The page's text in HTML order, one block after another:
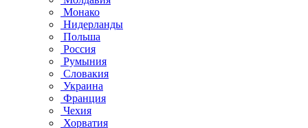
Монако
Нидерланды
Польша
Россия
Румыния
Словакия
Украина
Франция
Чехия
Хорватия